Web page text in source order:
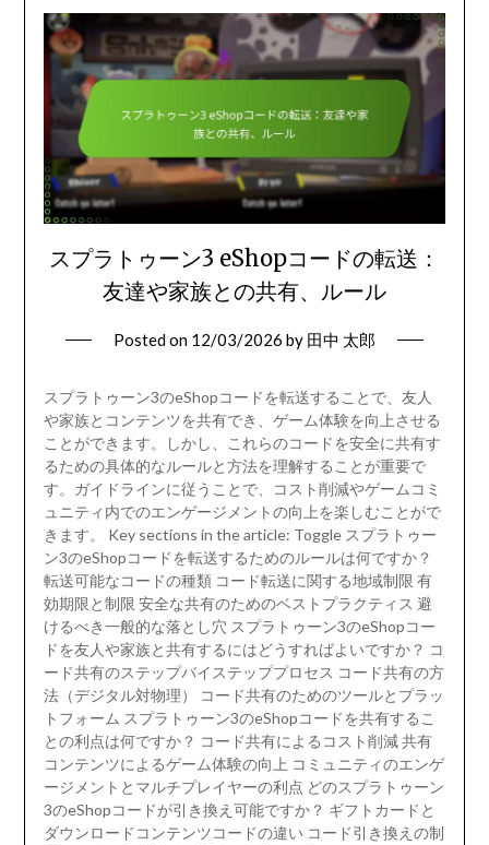
スプラトゥーン3 eShopコードの転送：
友達や家族との共有、ルール
Posted on 12/03/2026 by 田中 太郎
スプラトゥーン3のeShopコードを転送することで、友人
や家族とコンテンツを共有でき、ゲーム体験を向上させる
ことができます。しかし、これらのコードを安全に共有す
るための具体的なルールと方法を理解することが重要で
す。ガイドラインに従うことで、コスト削減やゲームコミ
ュニティ内でのエンゲージメントの向上を楽しむことがで
きます。 Key sections in the article: Toggle スプラトゥー
ン3のeShopコードを転送するためのルールは何ですか？
転送可能なコードの種類 コード転送に関する地域制限 有
効期限と制限 安全な共有のためのベストプラクティス 避
けるべき一般的な落とし穴 スプラトゥーン3のeShopコー
ドを友人や家族と共有するにはどうすればよいですか？ コ
ード共有のステップバイステッププロセス コード共有の方
法（デジタル対物理） コード共有のためのツールとプラッ
トフォーム スプラトゥーン3のeShopコードを共有するこ
との利点は何ですか？ コード共有によるコスト削減 共有
コンテンツによるゲーム体験の向上 コミュニティのエンゲ
ージメントとマルチプレイヤーの利点 どのスプラトゥーン
3のeShopコードが引き換え可能ですか？ ギフトカードと
ダウンロードコンテンツコードの違い コード引き換えの制